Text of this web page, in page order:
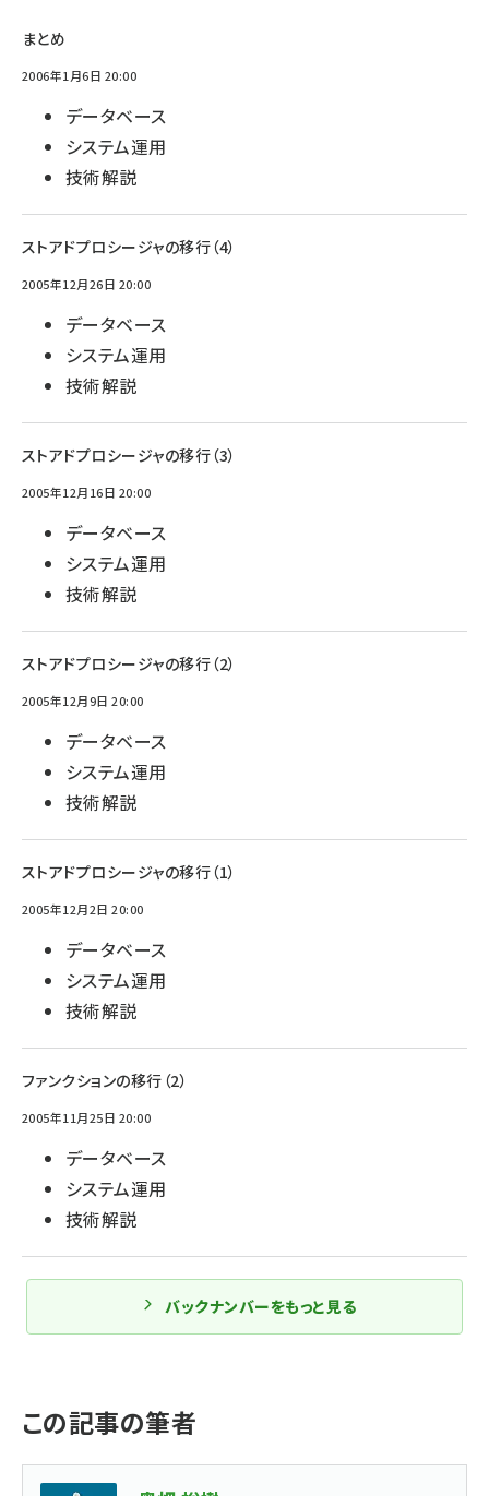
まとめ
2006年1月6日 20:00
データベース
システム運用
技術解説
ストアドプロシージャの移行（4）
2005年12月26日 20:00
データベース
システム運用
技術解説
ストアドプロシージャの移行（3）
2005年12月16日 20:00
データベース
システム運用
技術解説
ストアドプロシージャの移行（2）
2005年12月9日 20:00
データベース
システム運用
技術解説
ストアドプロシージャの移行（1）
2005年12月2日 20:00
データベース
システム運用
技術解説
ファンクションの移行（2）
2005年11月25日 20:00
データベース
システム運用
技術解説
バックナンバーをもっと見る
この記事の筆者